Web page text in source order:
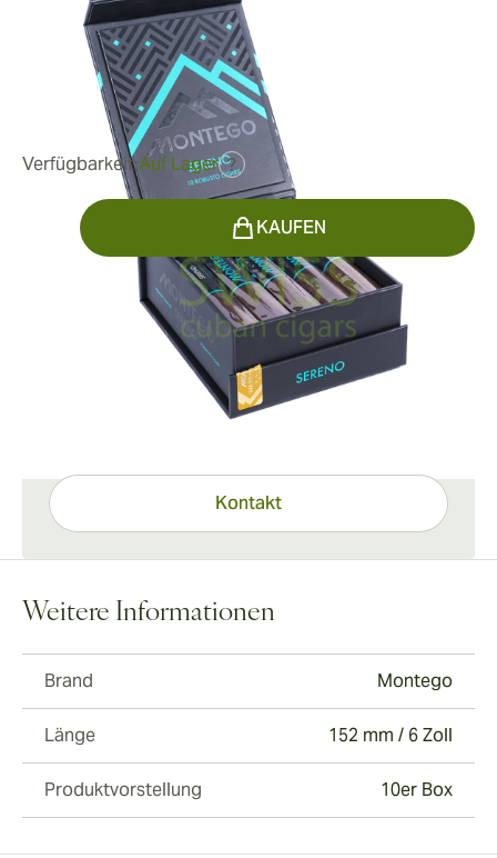
152 mm / 6 Zoll
0Rezensionen
war78,49 €-20%
Verfügbarkeit:Auf Lager ?
KAUFEN
Versandinformation
15–45 Tage Standardversand.
Kontakt
Weitere Informationen
Brand Montego
Länge 152 mm / 6 Zoll
Produktvorstellung 10er Box